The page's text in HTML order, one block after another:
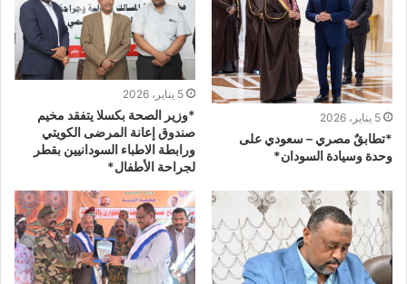
5 يناير، 2026
*تطابقٌ مصري – سعودي على
وحدة وسيادة السودان*
5 يناير، 2026
*وزير الصحة بكسلا يتفقد مخيم
صندوق إعانة المرضى الكويتي
ورابطة الاطباء السودانيين بقطر
لجراحة الأطفال*